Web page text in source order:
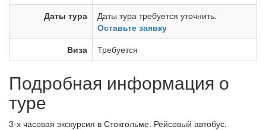
Даты тура
Даты тура требуется уточнить.
Оставьте заявку
Виза
Требуется
Подробная информация о
туре
3-х часовая экскурсия в Стокгольме. Рейсовый автобус.